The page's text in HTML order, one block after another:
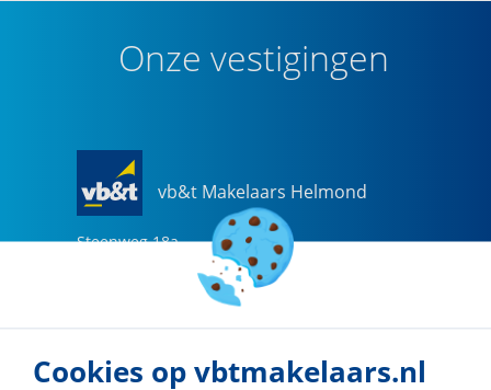
Onze vestigingen
vb&t Makelaars Helmond
Steenweg 18a
helmond@vbtmakelaars.nl
Naar vestiging
Cookies op vbtmakelaars.nl